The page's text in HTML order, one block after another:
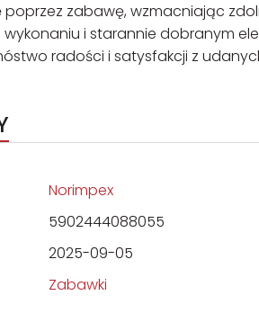
poprzez zabawę, wzmacniając
wykonaniu i starannie dobranym
radości i satysfakcji z
Norimpex
5902444088055
2025-09-05
Zabawki